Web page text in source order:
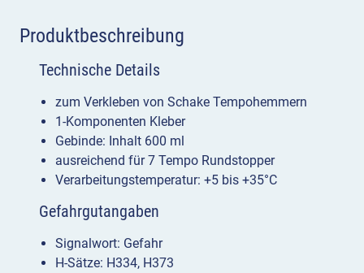
Produktbeschreibung
Technische Details
zum Verkleben von Schake Tempohemmern
1-Komponenten Kleber
Gebinde: Inhalt 600 ml
ausreichend für 7 Tempo Rundstopper
Verarbeitungstemperatur: +5 bis +35°C
Gefahrgutangaben
Signalwort: Gefahr
H-Sätze: H334, H373